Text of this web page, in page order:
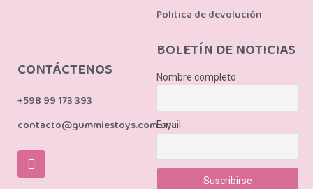
Politica de devolución
CONTÁCTENOS
+598 99 173 393
contacto@gummiestoys.com.uy
BOLETÍN DE NOTICIAS
Nombre completo
Email